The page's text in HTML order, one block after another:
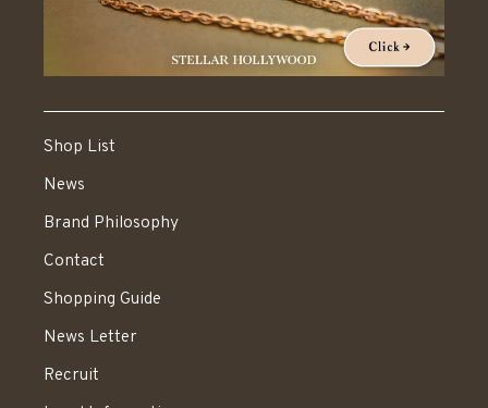
Shop List
News
Brand Philosophy
Contact
Shopping Guide
News Letter
Recruit